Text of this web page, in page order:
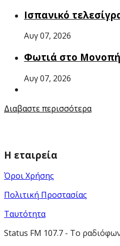
Ισπανικό
Αυγ 07, 2026
Φωτιά στο
Αυγ 07, 2026
Διαβαστε περισσότερα
Η εταιρεία
Όροι Χρήσης
Πολιτική Προστασίας
Ταυτότητα
Status FM 107.7 - Το